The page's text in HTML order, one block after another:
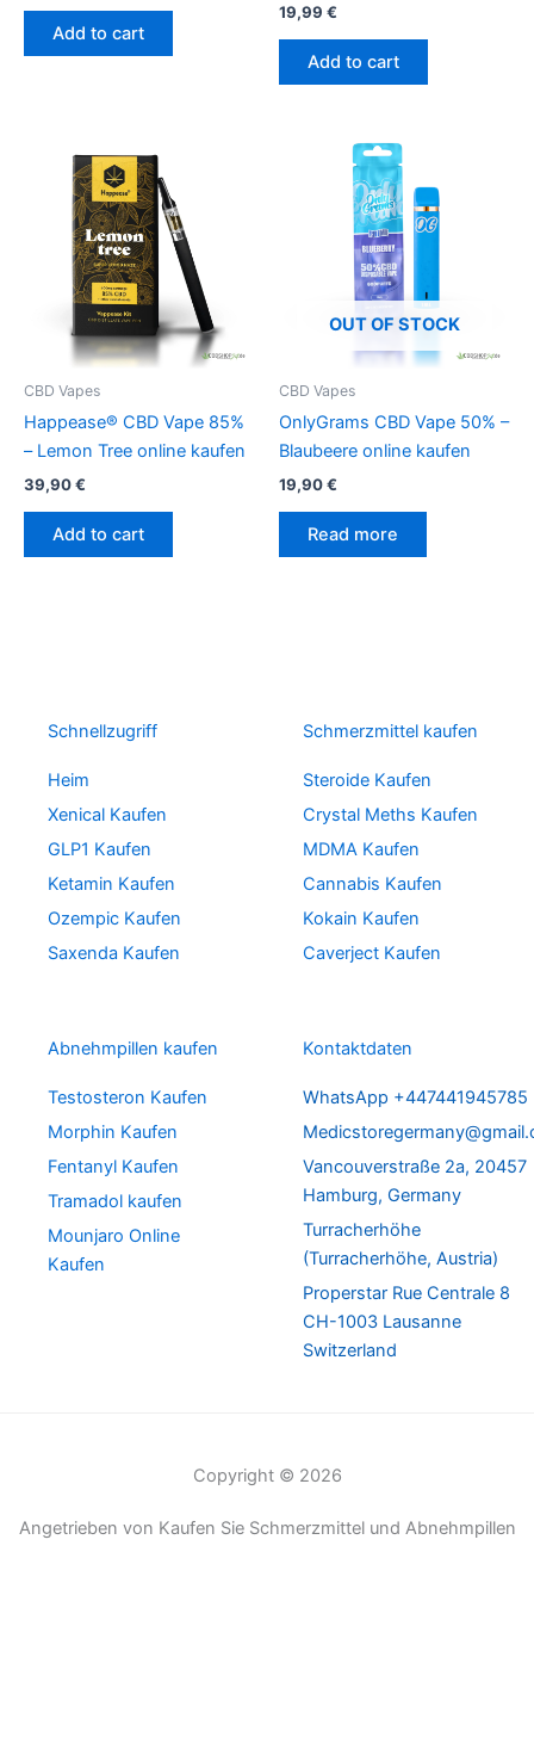
Add to cart
19,99 €
Add to cart
CBD Vapes
Happease® CBD Vape 85%
– Lemon Tree online kaufen
39,90€
Add to cart
OUT OF STOCK
CBD Vapes
OnlyGrams CBD Vape 50% –
Blaubeere online kaufen
19,90€
Read more
Schnellzugriff
Heim
Xenical Kaufen
GLP1 Kaufen
Ketamin Kaufen
Ozempic Kaufen
Saxenda Kaufen
Schmerzmittel kaufen
Steroide Kaufen
Crystal Meths Kaufen
MDMA Kaufen
Cannabis Kaufen
Kokain Kaufen
Caverject Kaufen
Abnehmpillen kaufen
Testosteron Kaufen
Morphin Kaufen
Fentanyl Kaufen
Tramadol kaufen
Mounjaro Online
Kaufen
Kontaktdaten
WhatsApp +447441945785
Vancouverstraße 2a, 20457
Hamburg, Germany
Turracherhöhe
(Turracherhöhe, Austria)
Properstar Rue Centrale 8
CH-1003 Lausanne
Switzerland
Copyright © 2026
Angetrieben von Kaufen Sie Schmerzmittel und Abnehmpillen